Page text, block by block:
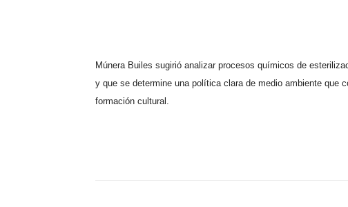
Múnera Builes sugirió analizar procesos químicos de
y que se determine una política clara de medio ambiente que
formación cultural.